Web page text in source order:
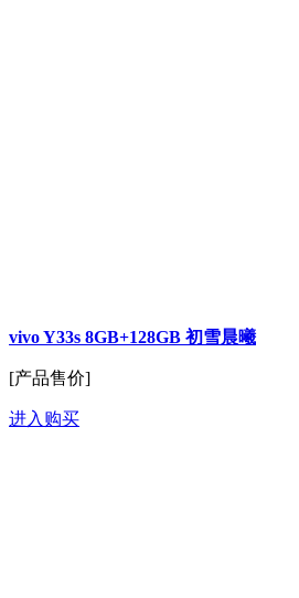
vivo Y33s 8GB+128GB 初雪晨曦
[产品售价]
进入购买